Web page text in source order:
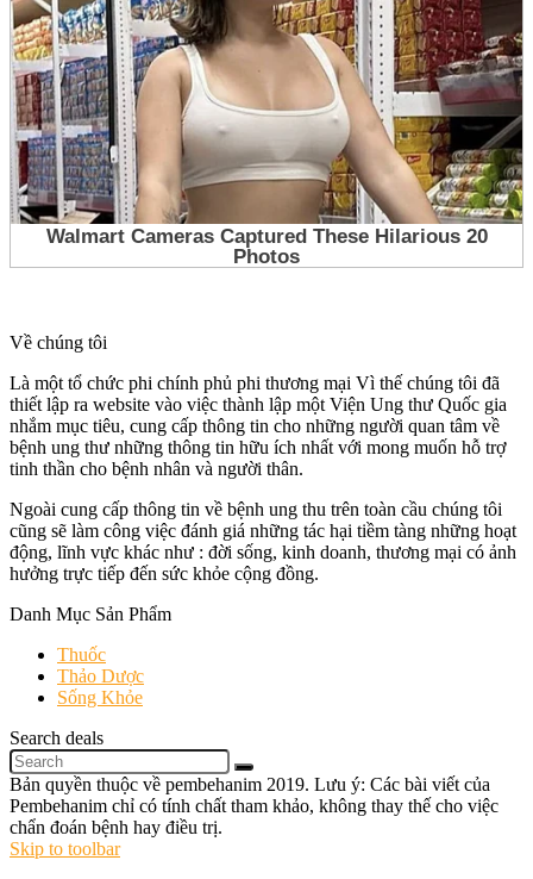
Về chúng tôi
Là một tổ chức phi chính phủ phi thương mại Vì thế chúng tôi đã
thiết lập ra website vào việc thành lập một Viện Ung thư Quốc gia
nhắm mục tiêu, cung cấp thông tin cho những người quan tâm về
bệnh ung thư những thông tin hữu ích nhất với mong muốn hỗ trợ
tinh thần cho bệnh nhân và người thân.
Ngoài cung cấp thông tin về bệnh ung thu trên toàn cầu chúng tôi
cũng sẽ làm công việc đánh giá những tác hại tiềm tàng những hoạt
động, lĩnh vực khác như : đời sống, kinh doanh, thương mại có ảnh
hưởng trực tiếp đến sức khỏe cộng đồng.
Danh Mục Sản Phẩm
Thuốc
Thảo Dược
Sống Khỏe
Search deals
Bản quyền thuộc về pembehanim 2019. Lưu ý: Các bài viết của
Pembehanim chỉ có tính chất tham khảo, không thay thế cho việc
chẩn đoán bệnh hay điều trị.
Skip to toolbar